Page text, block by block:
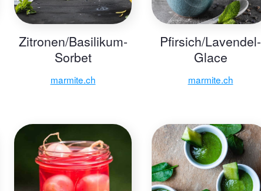
Zitronen/Basilikum-
Sorbet
marmite.ch
Pfirsich/Lavendel-
Glace
marmite.ch